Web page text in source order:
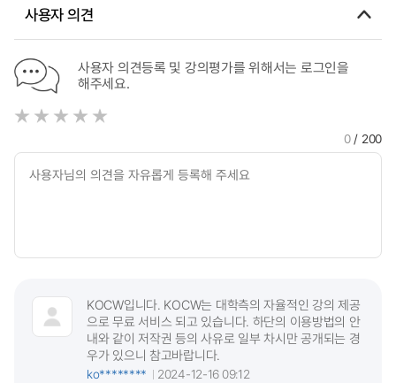
사용자 의견
사용자 의견등록 및 강의평가를 위해서는 로그인을
해주세요.
0/ 200
KOCW입니다. KOCW는 대학측의 자율적인 강의 제공
으로 무료 서비스 되고 있습니다. 하단의 이용방법의 안
내와 같이 저작권 등의 사유로 일부 차시만 공개되는 경
우가 있으니 참고바랍니다.
ko********
2024-12-16 09:12